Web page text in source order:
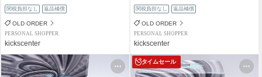
関税負担なし 返品補償
OLD ORDER
PERSONAL SHOPPER
kickscenter
関税負担なし 返品補償
OLD ORDER
PERSONAL SHOPPER
kickscenter
タイムセール